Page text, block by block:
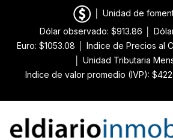
Unidad de
Dólar observado: $913.86
Euro: $1053.08
Indice de Precios al
Unidad Tributaria
Indice de valor promedio (IVP):